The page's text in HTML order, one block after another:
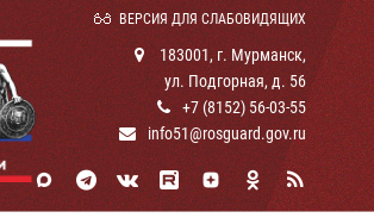
ВЕРСИЯ ДЛЯ СЛАБОВИДЯЩИХ
183001, г. Мурманск,
ул. Подгорная, д. 56
+7 (8152) 56-03-55
info51@rosguard.gov.ru